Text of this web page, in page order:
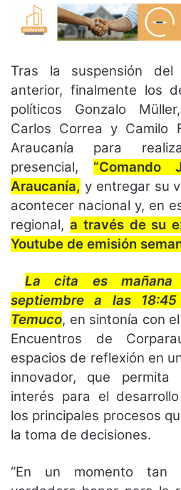
Tras la suspensión del
anterior, finalmente los
políticos Gonzalo
Carlos Correa y Camilo
Araucanía para
presencial, “Comando
Araucanía, y entregar su
acontecer nacional y, en
regional, a través de su
Youtube de emisión
La cita es mañana
septiembre a las
Temuco, en sintonía con
Encuentros de
espacios de reflexión en
innovador, que
interés para el
los principales procesos
la toma de decisiones.
“En un momento tan